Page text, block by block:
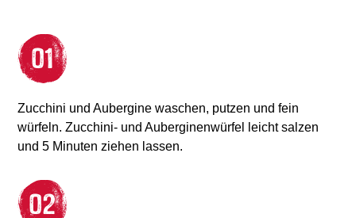
Zucchini und Aubergine waschen, putzen und fein
würfeln. Zucchini- und Auberginenwürfel leicht salzen
und 5 Minuten ziehen lassen.